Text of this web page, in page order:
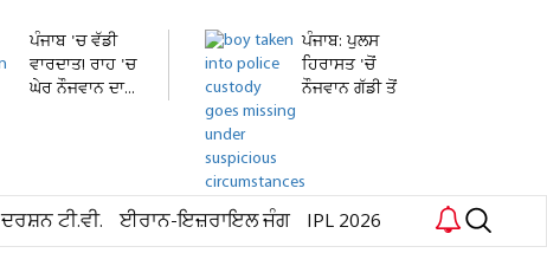
ਪੰਜਾਬ 'ਚ ਵੱਡੀ
ਵਾਰਦਾਤ! ਰਾਹ 'ਚ
ਘੇਰ ਨੌਜਵਾਨ ਦਾ...
ਪੰਜਾਬ: ਪੁਲਸ
ਹਿਰਾਸਤ 'ਚੋਂ
ਨੌਜਵਾਨ ਗੱਡੀ ਤੋਂ
ਦਰਸ਼ਨ ਟੀ.ਵੀ. ਈਰਾਨ-ਇਜ਼ਰਾਇਲ ਜੰਗ IPL 2026